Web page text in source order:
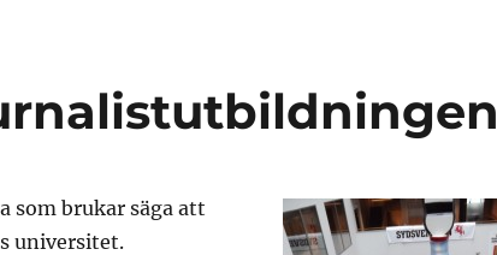
som brukar säga att
universitet.